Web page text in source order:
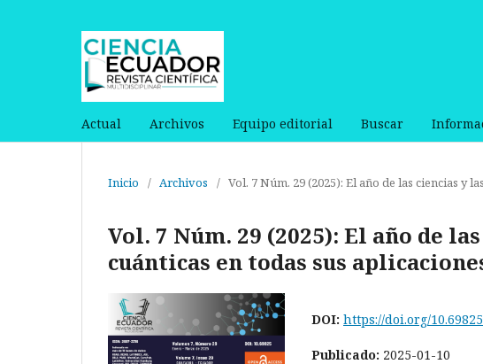
Actual Archivos Equipo editorial Buscar
Inicio / Archivos / Vol. 7 Núm. 29 (2025): El año de las ciencias y
Vol. 7 Núm. 29 (2025): El año de
cuánticas en todas sus
DOI: https://doi.org/
Publicado: 2025-01-10